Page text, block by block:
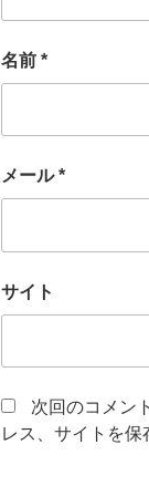
名前 *
メール*
サイト
次回のコメン
レス、サイトを保